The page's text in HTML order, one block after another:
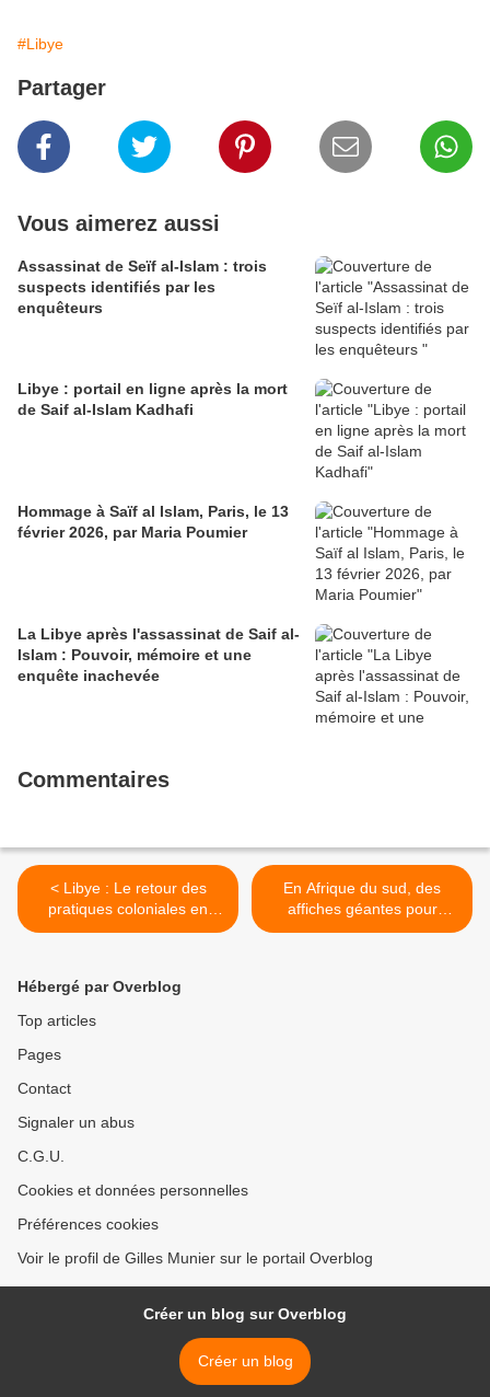
#Libye
Partager
Vous aimerez aussi
Assassinat de Seïf al-Islam : trois
suspects identifiés par les
enquêteurs
Libye : portail en ligne après la mort
de Saif al-Islam Kadhafi
Hommage à Saïf al Islam, Paris, le 13
février 2026, par Maria Poumier
La Libye après l'assassinat de Saif al-
Islam : Pouvoir, mémoire et une
enquête inachevée
Commentaires
< Libye : Le retour des
pratiques coloniales en
Afrique
En Afrique du sud, des
affiches géantes pour
dénoncer la colonisation de
Hébergé par Overblog
Top articles
Pages
Contact
Signaler un abus
C.G.U.
Cookies et données personnelles
Préférences cookies
Voir le profil de Gilles Munier sur le portail Overblog
Créer un blog sur Overblog
Créer un blog